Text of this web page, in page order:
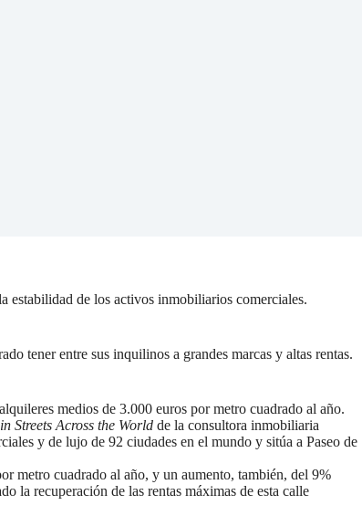
estabilidad de los activos inmobiliarios comerciales.
tener entre sus inquilinos a grandes marcas y altas rentas.
medios de 3.000 euros por metro cuadrado al año.
Streets Across the World de la consultora inmobiliaria
y de lujo de 92 ciudades en el mundo y sitúa a Paseo de
metro cuadrado al año, y un aumento, también, del 9%
la recuperación de las rentas máximas de esta calle